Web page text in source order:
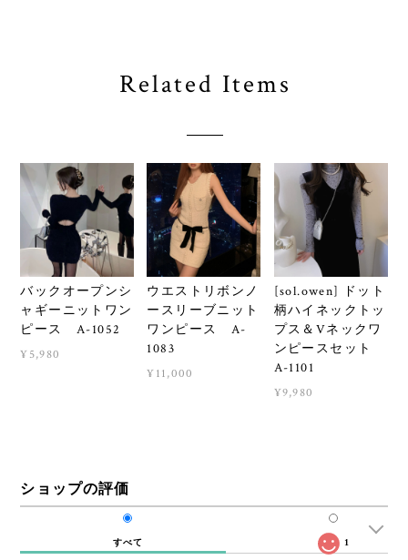
Related Items
バックオープンシ
ャギーニットワン
ピース A-1052
¥5,980
ウエストリボンノ
ースリーブニット
ワンピース A-
1083
¥11,000
[sol.owen] ドット
柄ハイネックトッ
プス＆Vネックワ
ンピースセット
A-1101
¥9,980
ショップの評価
すべて 1